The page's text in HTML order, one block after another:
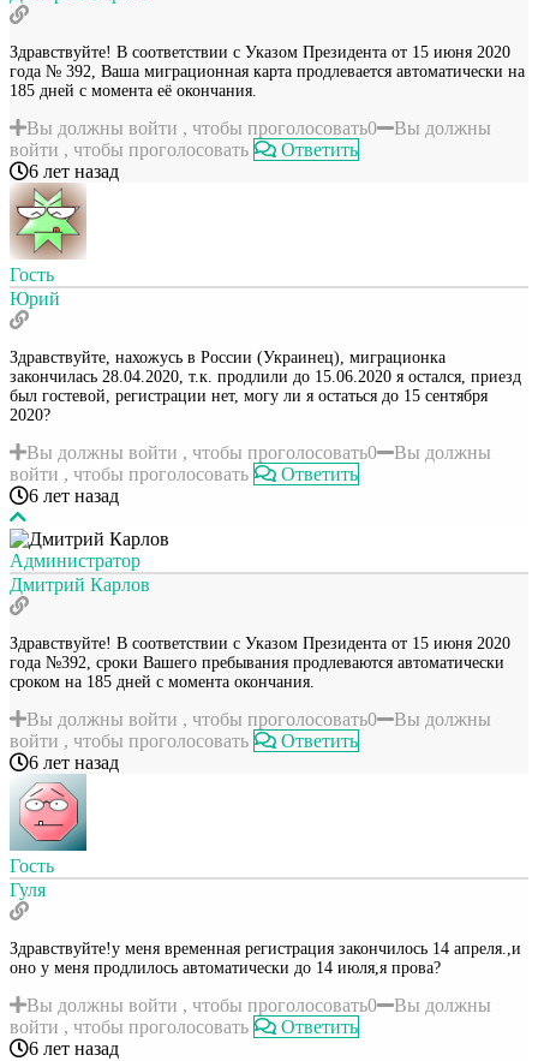
Здравствуйте! В соответствии с Указом Президента от 15 июня 2020
года № 392, Ваша миграционная карта продлевается автоматически на
185 дней с момента её окончания.
Вы должны войти , чтобы проголосовать0
Вы должны
войти , чтобы проголосовать
Ответить
6 лет назад
Гость
Юрий
Здравствуйте, нахожусь в России (Украинец), миграционка
закончилась 28.04.2020, т.к. продлили до 15.06.2020 я остался, приезд
был гостевой, регистрации нет, могу ли я остаться до 15 сентября
2020?
Вы должны войти , чтобы проголосовать0
Вы должны
войти , чтобы проголосовать
Ответить
6 лет назад
Администратор
Дмитрий Карлов
Здравствуйте! В соответствии с Указом Президента от 15 июня 2020
года №392, сроки Вашего пребывания продлеваются автоматически
сроком на 185 дней с момента окончания.
Вы должны войти , чтобы проголосовать0
Вы должны
войти , чтобы проголосовать
Ответить
6 лет назад
Гость
Гуля
Здравствуйте!у меня временная регистрация закончилось 14 апреля.,и
оно у меня продлилось автоматически до 14 июля,я прова?
Вы должны войти , чтобы проголосовать0
Вы должны
войти , чтобы проголосовать
Ответить
6 лет назад